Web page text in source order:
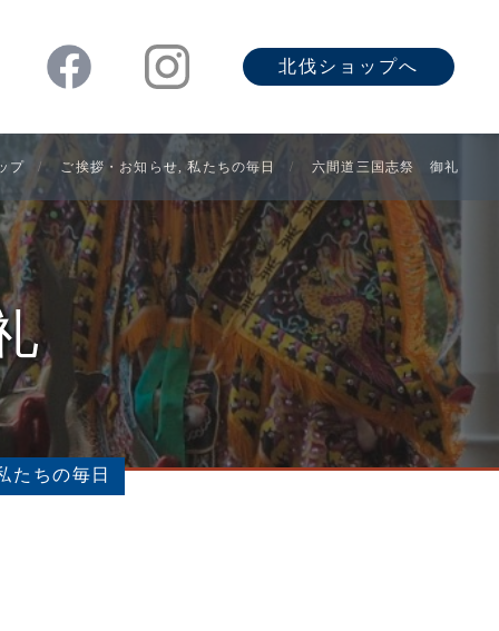
北伐ショップへ
プ ご挨拶・お知らせ,私たちの毎日 六間道三国志祭 御礼
たちの毎日